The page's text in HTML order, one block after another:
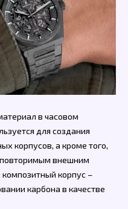
в часовом
для создания
корпусов, а кроме того,
внешним
корпус –
карбона в качестве